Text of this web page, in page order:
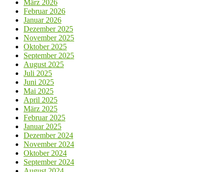
März 2026
Februar 2026
Januar 2026
Dezember 2025
November 2025
Oktober 2025
September 2025
August 2025
Juli 2025
Juni 2025
Mai 2025
April 2025
März 2025
Februar 2025
Januar 2025
Dezember 2024
November 2024
Oktober 2024
September 2024